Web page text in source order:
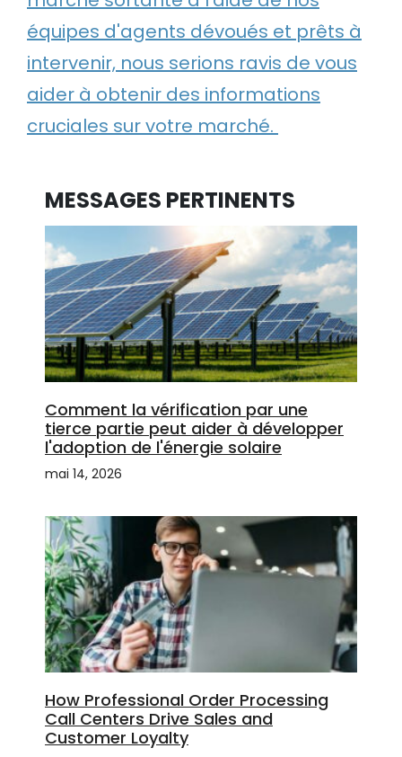
équipes d'agents dévoués et prêts à
intervenir, nous serions ravis de vous
aider à obtenir des informations
cruciales sur votre marché.
MESSAGES PERTINENTS
Comment la vérification par une
tierce partie peut aider à développer
l'adoption de l'énergie solaire
mai 14, 2026
How Professional Order Processing
Call Centers Drive Sales and
Customer Loyalty